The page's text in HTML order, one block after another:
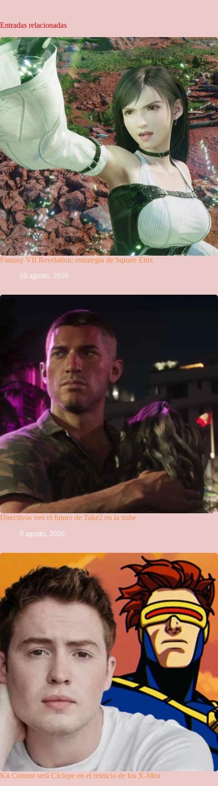
Entradas relacionadas
Fantasy VII Revelation: estrategia de Square Enix
10 agosto, 2026
Directivos ven el futuro de Take2 en la nube
9 agosto, 2026
Kit Connor será Cíclope en el reinicio de los X-Men